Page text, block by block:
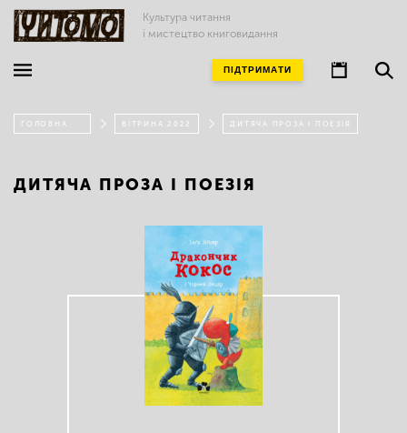
Культура читання
і мистецтво книговидання
ПІДТРИМАТИ
ГОЛОВНА ВІТРИНА 2022 ДИТЯЧА ПРОЗА І ПОЕЗІЯ
ДИТЯЧА ПРОЗА І ПОЕЗІЯ